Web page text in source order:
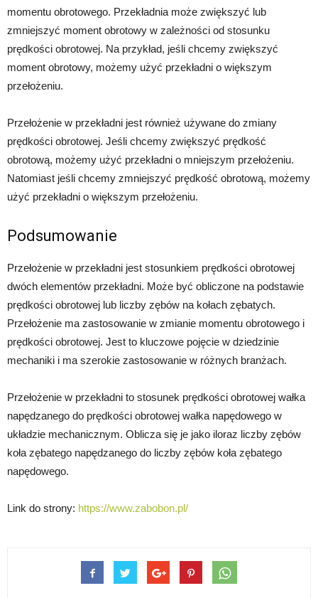
momentu obrotowego. Przekładnia może zwiększyć lub
zmniejszyć moment obrotowy w zależności od stosunku
prędkości obrotowej. Na przykład, jeśli chcemy zwiększyć
moment obrotowy, możemy użyć przekładni o większym
przełożeniu.
Przełożenie w przekładni jest również używane do zmiany
prędkości obrotowej. Jeśli chcemy zwiększyć prędkość
obrotową, możemy użyć przekładni o mniejszym przełożeniu.
Natomiast jeśli chcemy zmniejszyć prędkość obrotową, możemy
użyć przekładni o większym przełożeniu.
Podsumowanie
Przełożenie w przekładni jest stosunkiem prędkości obrotowej
dwóch elementów przekładni. Może być obliczone na podstawie
prędkości obrotowej lub liczby zębów na kołach zębatych.
Przełożenie ma zastosowanie w zmianie momentu obrotowego i
prędkości obrotowej. Jest to kluczowe pojęcie w dziedzinie
mechaniki i ma szerokie zastosowanie w różnych branżach.
Przełożenie w przekładni to stosunek prędkości obrotowej wałka
napędzanego do prędkości obrotowej wałka napędowego w
układzie mechanicznym. Oblicza się je jako iloraz liczby zębów
koła zębatego napędzanego do liczby zębów koła zębatego
napędowego.
Link do strony: https://www.zabobon.pl/